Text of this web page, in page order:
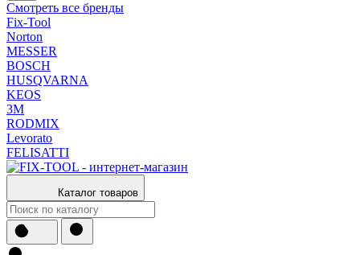
Смотреть все бренды
Fix-Tool
Norton
MESSER
BOSCH
HUSQVARNA
KEOS
3М
RODMIX
Levorato
FELISATTI
Каталог товаров